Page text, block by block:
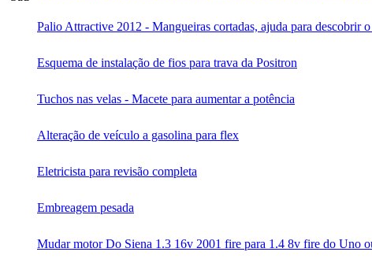
Palio Attractive 2012 - Mangueiras cortadas, ajuda para descobrir o
Esquema de instalação de fios para trava da Positron
Tuchos nas velas - Macete para aumentar a potência
Alteração de veículo a gasolina para flex
Eletricista para revisão completa
Embreagem pesada
Mudar motor Do Siena 1.3 16v 2001 fire para 1.4 8v fire do Uno